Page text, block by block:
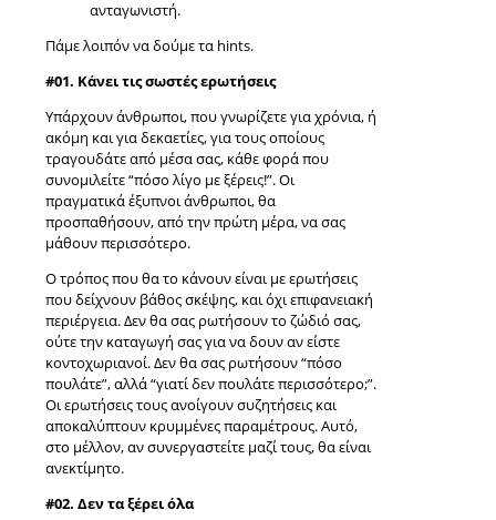
ανταγωνιστή.
Πάμε λοιπόν να δούμε τα hints.
#01. Κάνει τις σωστές ερωτήσεις
Υπάρχουν άνθρωποι, που γνωρίζετε για χρόνια, ή
ακόμη και για δεκαετίες, για τους οποίους
τραγουδάτε από μέσα σας, κάθε φορά που
συνομιλείτε “πόσο λίγο με ξέρεις!”. Οι
πραγματικά έξυπνοι άνθρωποι, θα
προσπαθήσουν, από την πρώτη μέρα, να σας
μάθουν περισσότερο.
Ο τρόπος που θα το κάνουν είναι με ερωτήσεις
που δείχνουν βάθος σκέψης, και όχι επιφανειακή
περιέργεια. Δεν θα σας ρωτήσουν το ζώδιό σας,
ούτε την καταγωγή σας για να δουν αν είστε
κοντοχωριανοί. Δεν θα σας ρωτήσουν “πόσο
πουλάτε”, αλλά “γιατί δεν πουλάτε περισσότερο;”.
Οι ερωτήσεις τους ανοίγουν συζητήσεις και
αποκαλύπτουν κρυμμένες παραμέτρους. Αυτό,
στο μέλλον, αν συνεργαστείτε μαζί τους, θα είναι
ανεκτίμητο.
#02. Δεν τα ξέρει όλα